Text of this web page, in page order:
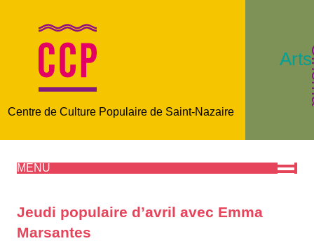
Centre de Culture Populaire de Saint-Nazaire
MENU
Jeudi populaire d’avril avec Emma
Marsantes